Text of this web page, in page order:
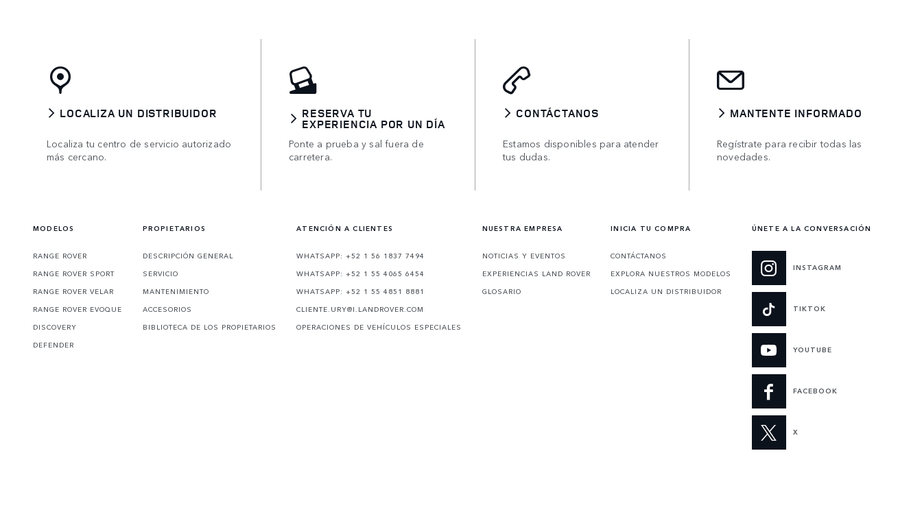
LOCALIZA UN DISTRIBUIDOR
Localiza tu centro de servicio autorizado
más cercano.
RESERVA TU
EXPERIENCIA POR UN DÍA
Ponte a prueba y sal fuera de
carretera.
CONTÁCTANOS
Estamos disponibles para atender
tus dudas.
MANTENTE INFORMADO
Regístrate para recibir todas las
novedades.
MODELOS
RANGE ROVER
RANGE ROVER SPORT
RANGE ROVER VELAR
RANGE ROVER EVOQUE
DISCOVERY
DEFENDER
PROPIETARIOS
DESCRIPCIÓN GENERAL
SERVICIO
MANTENIMIENTO
ACCESORIOS
BIBLIOTECA DE LOS PROPIETARIOS
ATENCIÓN A CLIENTES
WHATSAPP: +52 1 56 1837 7494
WHATSAPP: +52 1 55 4065 6454
WHATSAPP: +52 1 55 4851 8881
CLIENTE.URY@I.LANDROVER.COM
OPERACIONES DE VEHÍCULOS ESPECIALES
NUESTRA EMPRESA
NOTICIAS Y EVENTOS
EXPERIENCIAS LAND ROVER
GLOSARIO
INICIA TU COMPRA
CONTÁCTANOS
EXPLORA NUESTROS MODELOS
LOCALIZA UN DISTRIBUIDOR
ÚNETE A LA CONVERSACIÓN
INSTAGRAM
TIKTOK
YOUTUBE
FACEBOOK
X